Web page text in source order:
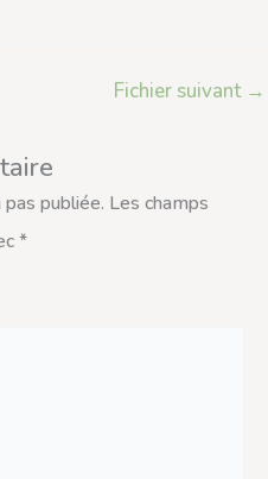
Fichier suivant →
publiée. Les champs
*